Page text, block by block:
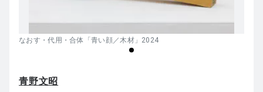
なおす・代用・合体「青い顔／木材」2024
青野文昭